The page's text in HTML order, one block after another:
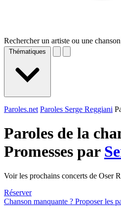
Rechercher un artiste ou une chanson
Thématiques
Paroles.net Paroles Serge Reggiani
Paroles de la
Promesses par
Voir les prochains concerts de Oser
Réserver
Chanson manquante ? Proposer les